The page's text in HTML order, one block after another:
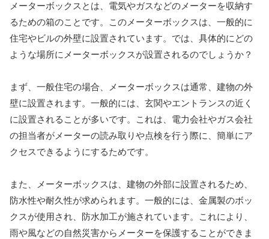
メーターボックスとは、電気やガスなどのメーターを収納す
るための箱のことです。このメーターボックスは、一般的に
住宅やビルの外壁に設置されています。では、具体的にどの
ような場所にメーターボックスが設置されるのでしょうか？
まず、一般住宅の場合、メーターボックスは通常、建物の外
壁に設置されます。一般的には、玄関やエントランスの近く
に設置されることが多いです。これは、電力会社やガス会社
の担当者がメーターの読み取りや点検を行う際に、簡単にア
クセスできるようにするためです。
また、メーターボックスは、建物の外部に設置されるため、
防水性や耐久性が求められます。一般的には、金属製のボッ
クスが使用され、防水加工が施されています。これにより、
雨や風などの自然災害からメーターを保護することができま